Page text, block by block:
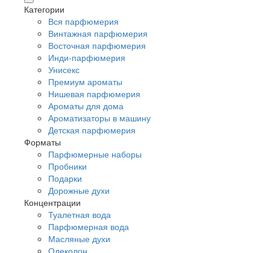
Категории
Вся парфюмерия
Винтажная парфюмерия
Восточная парфюмерия
Инди-парфюмерия
Унисекс
Премиум ароматы
Нишевая парфюмерия
Ароматы для дома
Ароматизаторы в машину
Детская парфюмерия
Форматы
Парфюмерные наборы
Пробники
Подарки
Дорожные духи
Концентрации
Туалетная вода
Парфюмерная вода
Масляные духи
Одеколон